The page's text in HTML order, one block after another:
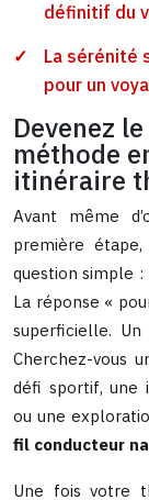
définitif du
La sérénité
pour un
Devenez
méthode
itinéraire
Avant même
première
question simple :
La réponse «
superficielle. Un
Cherchez-vous
défi sportif, une
ou une
fil conducteur
Une fois votre